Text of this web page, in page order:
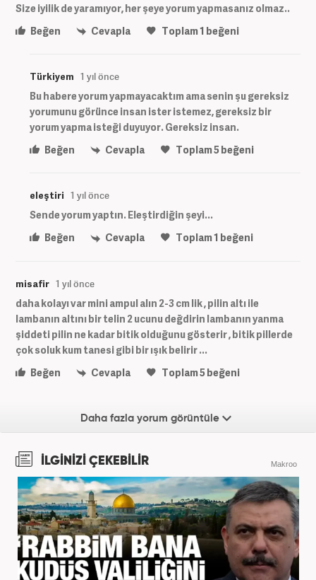
Size iyilik de yaramıyor, her şeye yorum yapmasanız olmaz..
Beğen
Cevapla Toplam1 beğeni
Türkiyem 1 yıl önce
Bu habere yorum yapmayacaktım ama senin şu gereksiz
yorumunu görünce insan ister istemez, gereksiz bir
yorum yapma isteği duyuyor. Gereksiz insan.
Beğen
Cevapla Toplam5beğeni
eleştiri 1 yıl önce
Sende yorum yaptın. Eleştirdiğin şeyi...
Beğen
Cevapla Toplam1 beğeni
misafir 1 yıl önce
daha kolayı var mini ampul alın 2-3 cm lik , pilin altı ile
lambanın altını bir telin 2 ucunu değdirin lambanın yanma
şiddeti pilin ne kadar bitik olduğunu gösterir , bitik pillerde
çok soluk kum tanesi gibi bir ışık belirir ...
Beğen
Cevapla Toplam5beğeni
Daha fazla yorum görüntüle
İLGİNİZİ ÇEKEBİLİR Makroo